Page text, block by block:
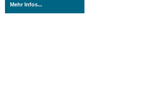
Mehr Infos...